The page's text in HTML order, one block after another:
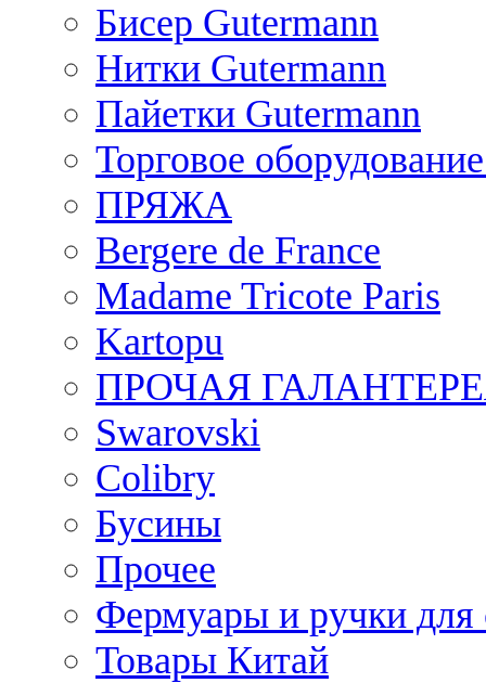
Бисер Gutermann
Нитки Gutermann
Пайетки Gutermann
Торговое
ПРЯЖА
Bergere de France
Madame Tricote Paris
Kartopu
ПРОЧАЯ
Swarovski
Colibry
Бусины
Прочее
Фермуары и ручки для
Товары Китай